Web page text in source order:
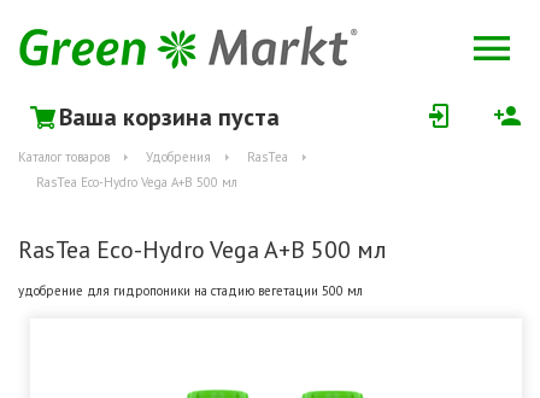
Ваша корзина пуста
Каталог товаров Удобрения
RasTea
RasTea Eco-Hydro Vega A+B 500 мл
RasTea Eco-Hydro Vega A+B 500 мл
удобрение для гидропоники на стадию вегетации 500 мл